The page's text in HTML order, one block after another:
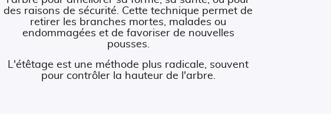
des raisons de sécurité. Cette technique permet de
retirer les branches mortes, malades ou
endommagées et de favoriser de nouvelles
pousses.
L'étêtage est une méthode plus radicale, souvent
pour contrôler la hauteur de l'arbre.